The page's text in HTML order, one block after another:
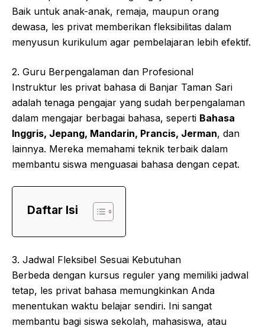
Baik untuk anak-anak, remaja, maupun orang
dewasa, les privat memberikan fleksibilitas dalam
menyusun kurikulum agar pembelajaran lebih efektif.
2. Guru Berpengalaman dan Profesional
Instruktur les privat bahasa di Banjar Taman Sari
adalah tenaga pengajar yang sudah berpengalaman
dalam mengajar berbagai bahasa, seperti Bahasa
Inggris, Jepang, Mandarin, Prancis, Jerman, dan
lainnya. Mereka memahami teknik terbaik dalam
membantu siswa menguasai bahasa dengan cepat.
Daftar Isi
3. Jadwal Fleksibel Sesuai Kebutuhan
Berbeda dengan kursus reguler yang memiliki jadwal
tetap, les privat bahasa memungkinkan Anda
menentukan waktu belajar sendiri. Ini sangat
membantu bagi siswa sekolah, mahasiswa, atau